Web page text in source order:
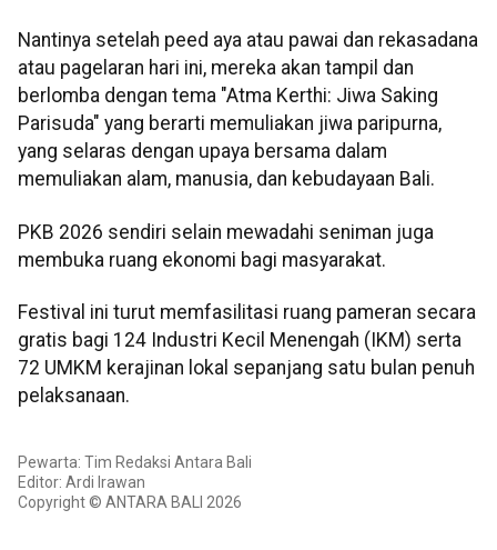
Nantinya setelah peed aya atau pawai dan rekasadana
atau pagelaran hari ini, mereka akan tampil dan
berlomba dengan tema "Atma Kerthi: Jiwa Saking
Parisuda" yang berarti memuliakan jiwa paripurna,
yang selaras dengan upaya bersama dalam
memuliakan alam, manusia, dan kebudayaan Bali.
PKB 2026 sendiri selain mewadahi seniman juga
membuka ruang ekonomi bagi masyarakat.
Festival ini turut memfasilitasi ruang pameran secara
gratis bagi 124 Industri Kecil Menengah (IKM) serta
72 UMKM kerajinan lokal sepanjang satu bulan penuh
pelaksanaan.
Pewarta: Tim Redaksi Antara Bali
Editor: Ardi Irawan
Copyright © ANTARA BALI 2026